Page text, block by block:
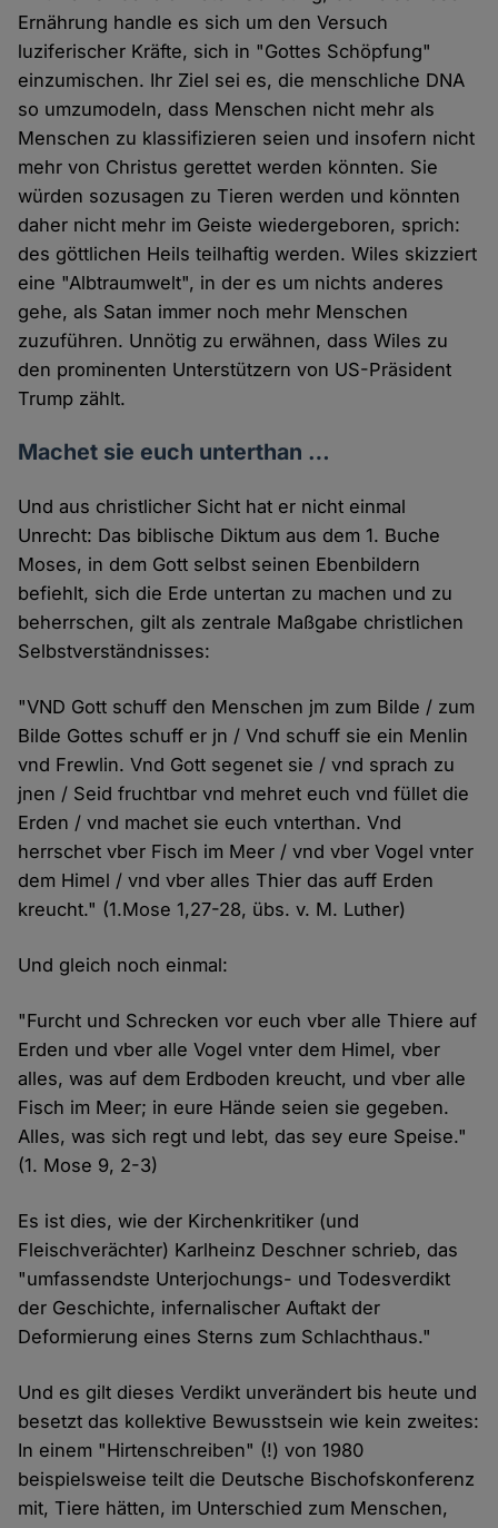
Ernährung handle es sich um den Versuch
luziferischer Kräfte, sich in "Gottes Schöpfung"
einzumischen. Ihr Ziel sei es, die menschliche DNA
so umzumodeln, dass Menschen nicht mehr als
Menschen zu klassifizieren seien und insofern nicht
mehr von Christus gerettet werden könnten. Sie
würden sozusagen zu Tieren werden und könnten
daher nicht mehr im Geiste wiedergeboren, sprich:
des göttlichen Heils teilhaftig werden. Wiles skizziert
eine "Albtraumwelt", in der es um nichts anderes
gehe, als Satan immer noch mehr Menschen
zuzuführen. Unnötig zu erwähnen, dass Wiles zu
den prominenten Unterstützern von US-Präsident
Trump zählt.
Machet sie euch unterthan …
Und aus christlicher Sicht hat er nicht einmal
Unrecht: Das biblische Diktum aus dem 1. Buche
Moses, in dem Gott selbst seinen Ebenbildern
befiehlt, sich die Erde untertan zu machen und zu
beherrschen, gilt als zentrale Maßgabe christlichen
Selbstverständnisses:
"VND Gott schuff den Menschen jm zum Bilde / zum
Bilde Gottes schuff er jn / Vnd schuff sie ein Menlin
vnd Frewlin. Vnd Gott segenet sie / vnd sprach zu
jnen / Seid fruchtbar vnd mehret euch vnd füllet die
Erden / vnd machet sie euch vnterthan. Vnd
herrschet vber Fisch im Meer / vnd vber Vogel vnter
dem Himel / vnd vber alles Thier das auff Erden
kreucht." (1.Mose 1,27-28, übs. v. M. Luther)
Und gleich noch einmal:
"Furcht und Schrecken vor euch vber alle Thiere auf
Erden und vber alle Vogel vnter dem Himel, vber
alles, was auf dem Erdboden kreucht, und vber alle
Fisch im Meer; in eure Hände seien sie gegeben.
Alles, was sich regt und lebt, das sey eure Speise."
(1. Mose 9, 2-3)
Es ist dies, wie der Kirchenkritiker (und
Fleischverächter) Karlheinz Deschner schrieb, das
"umfassendste Unterjochungs- und Todesverdikt
der Geschichte, infernalischer Auftakt der
Deformierung eines Sterns zum Schlachthaus."
Und es gilt dieses Verdikt unverändert bis heute und
besetzt das kollektive Bewusstsein wie kein zweites:
In einem "Hirtenschreiben" (!) von 1980
beispielsweise teilt die Deutsche Bischofskonferenz
mit, Tiere hätten, im Unterschied zum Menschen,